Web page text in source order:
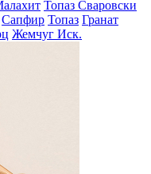
Топаз Сваровски
Сапфир Топаз Гранат
Жемчуг Иск.